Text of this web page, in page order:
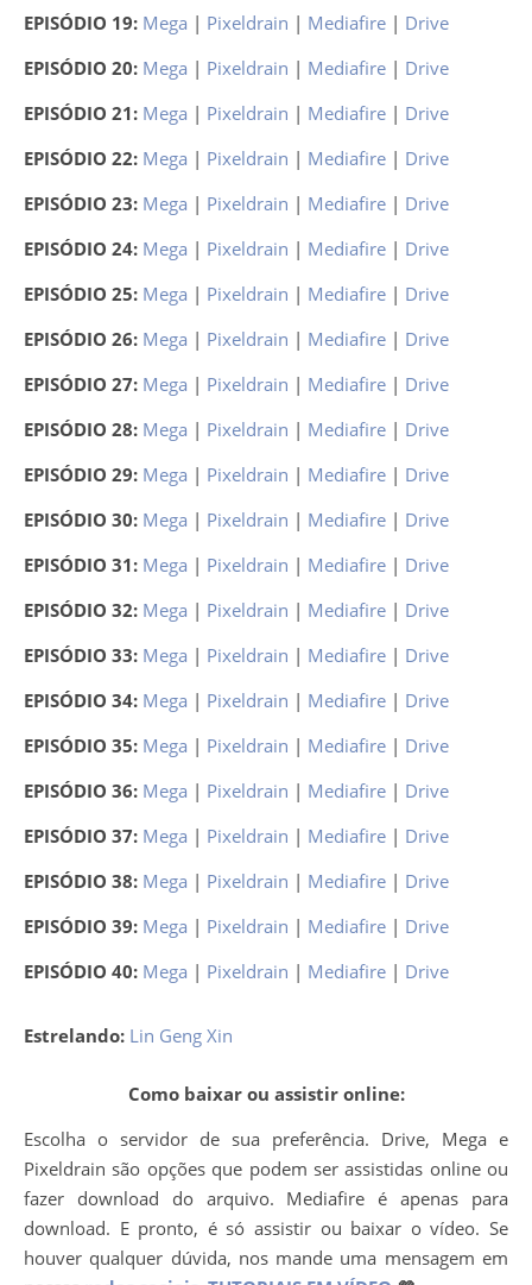
EPISÓDIO 19: Mega | Pixeldrain | Mediafire | Drive
EPISÓDIO 20: Mega | Pixeldrain | Mediafire | Drive
EPISÓDIO 21: Mega | Pixeldrain | Mediafire | Drive
EPISÓDIO 22: Mega | Pixeldrain | Mediafire | Drive
EPISÓDIO 23: Mega | Pixeldrain | Mediafire | Drive
EPISÓDIO 24: Mega | Pixeldrain | Mediafire | Drive
EPISÓDIO 25: Mega | Pixeldrain | Mediafire | Drive
EPISÓDIO 26: Mega | Pixeldrain | Mediafire | Drive
EPISÓDIO 27: Mega | Pixeldrain | Mediafire | Drive
EPISÓDIO 28: Mega | Pixeldrain | Mediafire | Drive
EPISÓDIO 29: Mega | Pixeldrain | Mediafire | Drive
EPISÓDIO 30: Mega | Pixeldrain | Mediafire | Drive
EPISÓDIO 31: Mega | Pixeldrain | Mediafire | Drive
EPISÓDIO 32: Mega | Pixeldrain | Mediafire | Drive
EPISÓDIO 33: Mega | Pixeldrain | Mediafire | Drive
EPISÓDIO 34: Mega | Pixeldrain | Mediafire | Drive
EPISÓDIO 35: Mega | Pixeldrain | Mediafire | Drive
EPISÓDIO 36: Mega | Pixeldrain | Mediafire | Drive
EPISÓDIO 37: Mega | Pixeldrain | Mediafire | Drive
EPISÓDIO 38: Mega | Pixeldrain | Mediafire | Drive
EPISÓDIO 39: Mega | Pixeldrain | Mediafire | Drive
EPISÓDIO 40: Mega | Pixeldrain | Mediafire | Drive
Estrelando: Lin Geng Xin
Como baixar ou assistir online:
Escolha o servidor de sua preferência. Drive, Mega e
Pixeldrain são opções que podem ser assistidas online ou
fazer download do arquivo. Mediafire é apenas para
download. E pronto, é só assistir ou baixar o vídeo. Se
houver qualquer dúvida, nos mande uma mensagem em